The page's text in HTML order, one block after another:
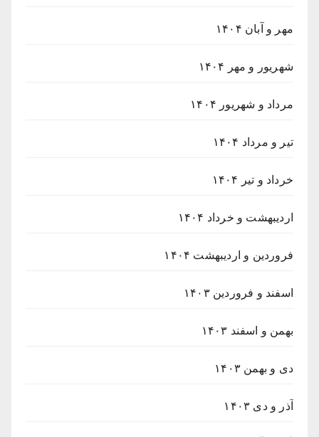
مهر و آبان ۱۴۰۴
شهریور و مهر ۱۴۰۴
مرداد و شهریور ۱۴۰۴
تیر و مرداد ۱۴۰۴
خرداد و تیر ۱۴۰۴
اردیبهشت و خرداد ۱۴۰۴
فروردین و اردیبهشت ۱۴۰۴
اسفند و فروردین ۱۴۰۳
بهمن و اسفند ۱۴۰۳
دی و بهمن ۱۴۰۳
آذر و دی ۱۴۰۳